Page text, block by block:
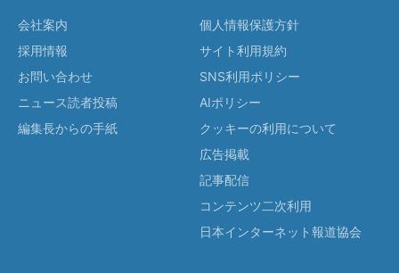
会社案内
採用情報
お問い合わせ
ニュース読者投稿
編集長からの手紙
個人情報保護方針
サイト利用規約
SNS利用ポリシー
AIポリシー
クッキーの利用について
広告掲載
記事配信
コンテンツ二次利用
日本インターネット報道協会